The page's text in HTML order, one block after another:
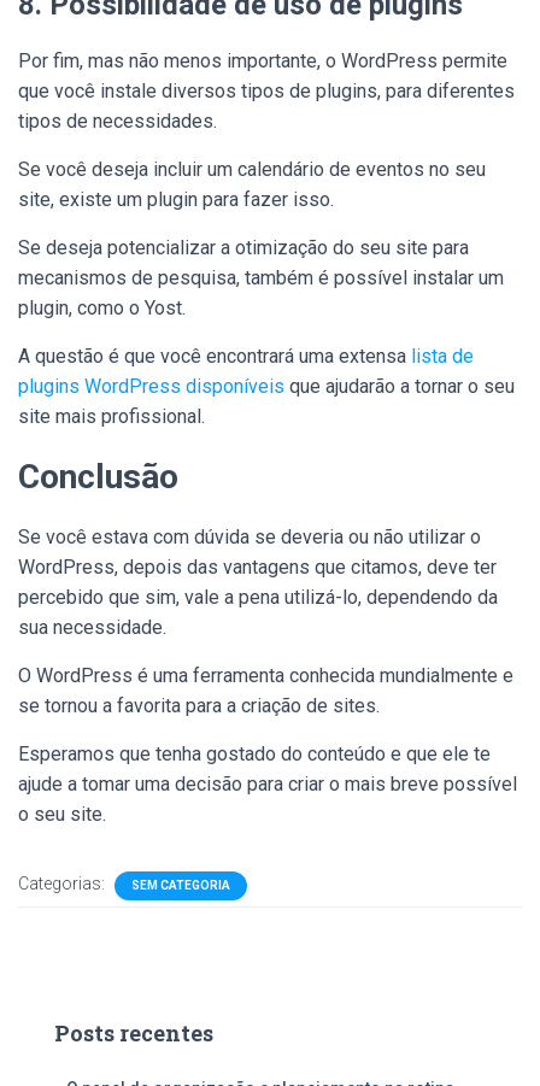
Por fim, mas não menos importante, o WordPress permite
que você instale diversos tipos de plugins, para diferentes
tipos de necessidades.
Se você deseja incluir um calendário de eventos no seu
site, existe um plugin para fazer isso.
Se deseja potencializar a otimização do seu site para
mecanismos de pesquisa, também é possível instalar um
plugin, como o Yost.
A questão é que você encontrará uma extensa lista de
plugins WordPress disponíveis que ajudarão a tornar o seu
site mais profissional.
Conclusão
Se você estava com dúvida se deveria ou não utilizar o
WordPress, depois das vantagens que citamos, deve ter
percebido que sim, vale a pena utilizá-lo, dependendo da
sua necessidade.
O WordPress é uma ferramenta conhecida mundialmente e
se tornou a favorita para a criação de sites.
Esperamos que tenha gostado do conteúdo e que ele te
ajude a tomar uma decisão para criar o mais breve possível
o seu site.
Categorias: SEM CATEGORIA
Posts recentes